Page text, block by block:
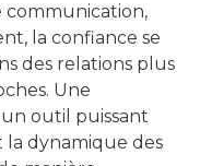
communication,
la confiance se
des relations plus
Une
outil puissant
dynamique des